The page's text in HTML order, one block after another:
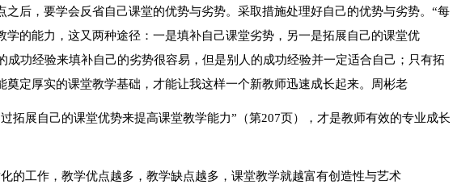
之后，要学会反省自己课堂的优势与劣势。采取措施处理好自己的优势与劣势。“每
学的能力，这又两种途径：一是填补自己课堂劣势，另一是拓展自己的课堂优
成功经验来填补自己的劣势很容易，但是别人的成功经验并一定适合自己；只有拓
奠定厚实的课堂教学基础，才能让我这样一个新教师迅速成长起来。周彬老
拓展自己的课堂优势来提高课堂教学能力”（第207页），才是教师有效的专业成长
的工作，教学优点越多，教学缺点越多，课堂教学就越富有创造性与艺术